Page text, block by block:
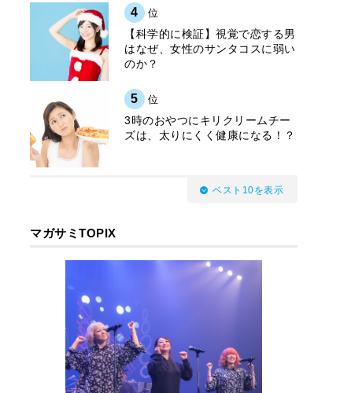
4 位
【科学的に検証】視覚で恋する男
はなぜ、女性のサンタコスに弱い
のか？
5 位
3時のおやつにキリクリームチー
ズは、太りにくく健康になる！？
ベスト10を表示
マガサミTOPIX